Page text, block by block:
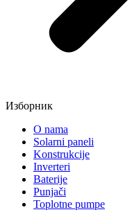
Изборник
O nama
Solarni paneli
Konstrukcije
Inverteri
Baterije
Punjači
Toplotne pumpe